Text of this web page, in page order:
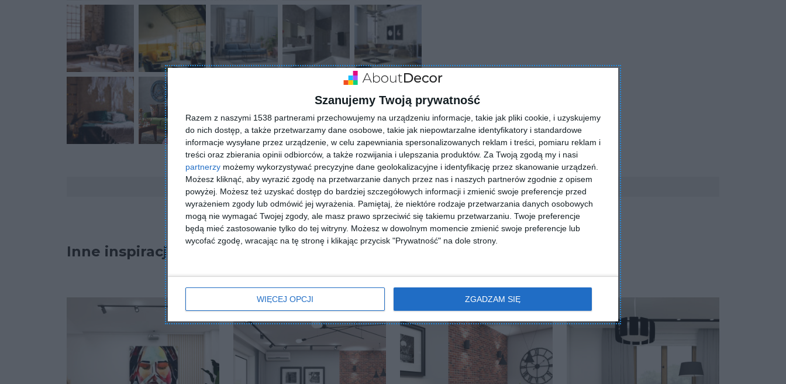
Szanujemy Twoją prywatność
Razem z naszymi 1538 partnerami przechowujemy na urządzeniu informacje, takie jak pliki cookie, i uzyskujemy
do nich dostęp, a także przetwarzamy dane osobowe, takie jak niepowtarzalne identyfikatory i standardowe
informacje wysyłane przez urządzenie, w celu zapewniania spersonalizowanych reklam i treści, pomiaru reklam i
treści oraz zbierania opinii odbiorców, a także rozwijania i ulepszania produktów. Za Twoją zgodą my i nasi
partnerzy możemy wykorzystywać precyzyjne dane geolokalizacyjne i identyfikację przez skanowanie urządzeń.
Możesz kliknąć, aby wyrazić zgodę na przetwarzanie danych przez nas i naszych partnerów zgodnie z opisem
powyżej. Możesz też uzyskać dostęp do bardziej szczegółowych informacji i zmienić swoje preferencje przed
wyrażeniem zgody lub odmówić jej wyrażenia.
Pamiętaj, że niektóre rodzaje przetwarzania danych osobowych
mogą nie wymagać Twojej zgody, ale masz prawo sprzeciwić się takiemu przetwarzaniu. Twoje preferencje
będą mieć zastosowanie tylko do tej witryny. Możesz w dowolnym momencie zmienić swoje preferencje lub
wycofać zgodę, wracając na tę stronę i klikając przycisk "Prywatność" na dole strony.
WIĘCEJ OPCJI ZGADZAM SIĘ
ZADAJ PYTANIE
Inne inspiracje